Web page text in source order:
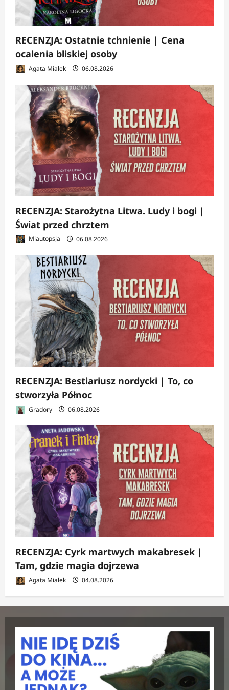
RECENZJA: Ostatnie tchnienie | Cena
ocalenia bliskiej osoby
Agata Miałek 06.08.2026
RECENZJA: Starożytna Litwa. Ludy i bogi |
Świat przed chrztem
Miautopsja 06.08.2026
RECENZJA: Bestiariusz nordycki | To, co
stworzyła Północ
Gradory 06.08.2026
RECENZJA: Cyrk martwych makabresek |
Tam, gdzie magia dojrzewa
Agata Miałek 04.08.2026